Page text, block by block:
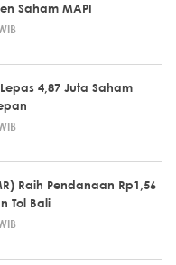
Saham MAPI
4,87 Juta Saham
Raih Pendanaan Rp1,56
Tol Bali